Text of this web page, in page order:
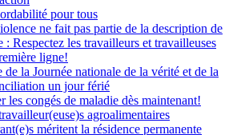
pour tous
ne fait pas partie de la description de
: Respectez les travailleurs et travailleuses
ligne!
de la Journée nationale de la vérité et de la
un jour férié
les congés de maladie dès maintenant!
agroalimentaires
méritent la résidence permanente